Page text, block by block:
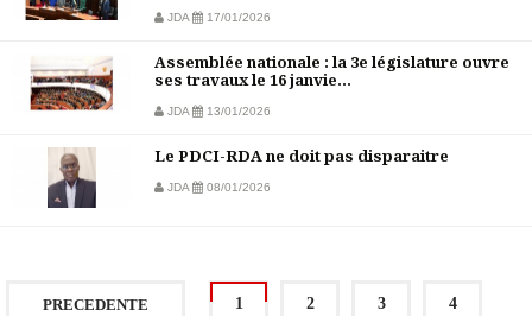
JDA 17/01/2026
Assemblée nationale : la 3e législature ouvre
ses travaux le 16 janvie...
JDA 13/01/2026
Le PDCI-RDA ne doit pas disparaitre
JDA 08/01/2026
PRECEDENTE 1 2 3 4